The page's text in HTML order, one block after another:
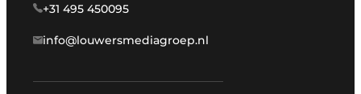
+31 495 450095
info@louwersmediagroep.nl